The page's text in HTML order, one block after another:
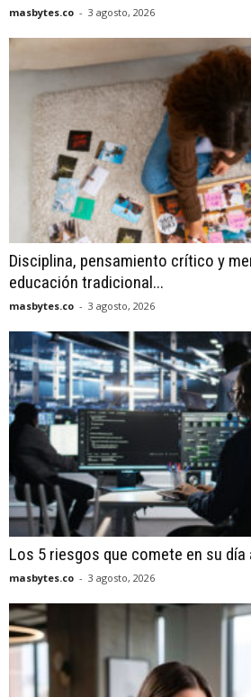
masbytes.co - 3 agosto, 2026
Disciplina, pensamiento crítico y
educación tradicional...
masbytes.co - 3 agosto, 2026
Los 5 riesgos que comete en su día
masbytes.co - 3 agosto, 2026